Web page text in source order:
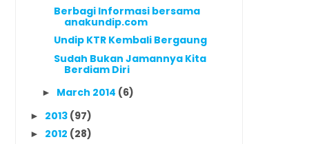
Berbagi Informasi bersama
anakundip.com
Undip KTR Kembali Bergaung
Sudah Bukan Jamannya Kita
Berdiam Diri
► March 2014 (6)
► 2013 (97)
► 2012 (28)